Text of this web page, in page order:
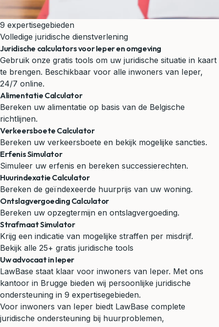
9 expertisegebieden
Volledige juridische dienstverlening
Juridische calculators voor Ieper en omgeving
Gebruik onze gratis tools om uw juridische situatie in kaart
te brengen. Beschikbaar voor alle inwoners van Ieper,
24/7 online.
Alimentatie Calculator
Bereken uw alimentatie op basis van de Belgische
richtlijnen.
Verkeersboete Calculator
Bereken uw verkeersboete en bekijk mogelijke sancties.
Erfenis Simulator
Simuleer uw erfenis en bereken successierechten.
Huurindexatie Calculator
Bereken de geïndexeerde huurprijs van uw woning.
Ontslagvergoeding Calculator
Bereken uw opzegtermijn en ontslagvergoeding.
Strafmaat Simulator
Krijg een indicatie van mogelijke straffen per misdrijf.
Bekijk alle 25+ gratis juridische tools
Uw advocaat in Ieper
LawBase staat klaar voor inwoners van Ieper. Met ons
kantoor in Brugge bieden wij persoonlijke juridische
ondersteuning in 9 expertisegebieden.
Voor inwoners van Ieper biedt LawBase complete
juridische ondersteuning bij huurproblemen,